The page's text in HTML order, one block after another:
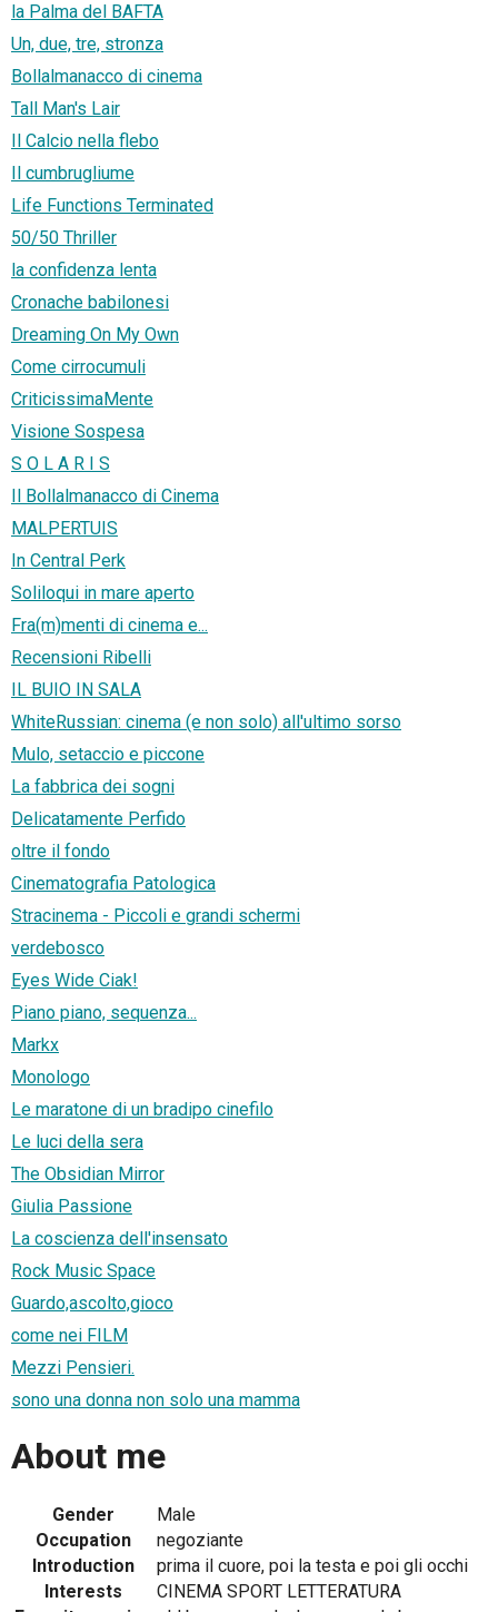
la Palma del BAFTA
Un, due, tre, stronza
Bollalmanacco di cinema
Tall Man's Lair
Il Calcio nella flebo
Il cumbrugliume
Life Functions Terminated
50/50 Thriller
la confidenza lenta
Cronache babilonesi
Dreaming On My Own
Come cirrocumuli
CriticissimaMente
Visione Sospesa
S O L A R I S
Il Bollalmanacco di Cinema
MALPERTUIS
In Central Perk
Soliloqui in mare aperto
Fra(m)menti di cinema e...
Recensioni Ribelli
IL BUIO IN SALA
WhiteRussian: cinema (e non solo) all'ultimo sorso
Mulo, setaccio e piccone
La fabbrica dei sogni
Delicatamente Perfido
oltre il fondo
Cinematografia Patologica
Stracinema - Piccoli e grandi schermi
verdebosco
Eyes Wide Ciak!
Piano piano, sequenza...
Markx
Monologo
Le maratone di un bradipo cinefilo
Le luci della sera
The Obsidian Mirror
Giulia Passione
La coscienza dell'insensato
Rock Music Space
Guardo,ascolto,gioco
come nei FILM
Mezzi Pensieri.
sono una donna non solo una mamma
About me
Gender
Male
Occupation
negoziante
Introduction
prima il cuore, poi la testa e poi gli occhi
Interests
CINEMA SPORT LETTERATURA